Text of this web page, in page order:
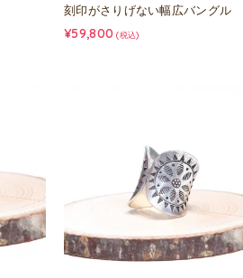
刻印がさりげない幅広バングル
¥59,800 (税込)